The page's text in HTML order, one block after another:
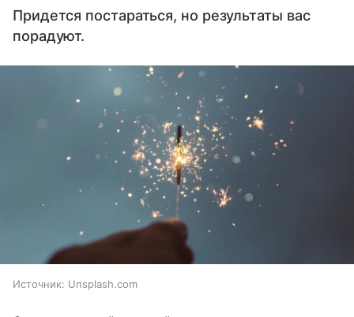
Придется постараться, но результаты вас
порадуют.
Источник: Unsplash.com